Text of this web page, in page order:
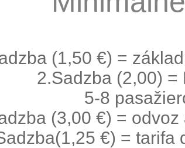
(1,50 €) =
2.Sadzba (2,00) =
5-8
(3,00 €) =
€) = tarifa